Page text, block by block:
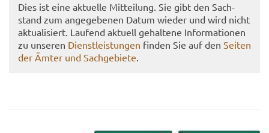
Dies ist eine ak­tu­el­le Mit­tei­lung. Sie gibt den Sach­
stand zum an­ge­ge­be­nen Datum wie­der und wird nicht
ak­tua­li­siert. Lau­fend ak­tu­ell ge­hal­te­ne In­for­ma­tio­nen
zu un­se­ren Dienst­leis­tun­gen fin­den Sie auf den Sei­ten
der Ämter und Sach­ge­bie­te.